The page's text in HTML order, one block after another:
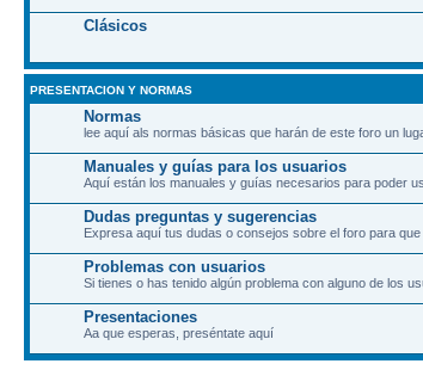
Clásicos
PRESENTACION Y NORMAS
Normas
lee aquí als normas básicas que harán de este foro un
Manuales y guías para los usuarios
Aquí están los manuales y guías necesarios para poder
Dudas preguntas y sugerencias
Expresa aquí tus dudas o consejos sobre el foro para
Problemas con usuarios
Si tienes o has tenido algún problema con alguno de los
Presentaciones
Aa que esperas, preséntate aquí